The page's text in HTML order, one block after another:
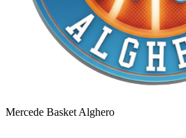
Mercede Basket Alghero